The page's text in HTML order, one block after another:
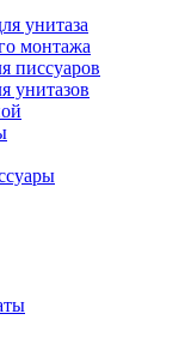
унитаза
монтажа
писсуаров
унитазов